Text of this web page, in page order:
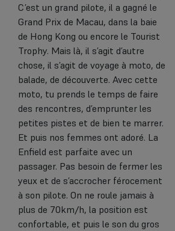
C’est un grand pilote, il a gagné le
Grand Prix de Macau, dans la baie
de Hong Kong ou encore le Tourist
Trophy. Mais là, il s’agit d’autre
chose, il s’agit de voyage à moto, de
balade, de découverte. Avec cette
moto, tu prends le temps de faire
des rencontres, d’emprunter les
petites pistes et de bien te marrer.
Et puis nos femmes ont adoré. La
Enfield est parfaite avec un
passager. Pas besoin de fermer les
yeux et de s’accrocher férocement
à son pilote. On ne roule jamais à
plus de 70km/h, la position est
confortable, et puis le son du gros